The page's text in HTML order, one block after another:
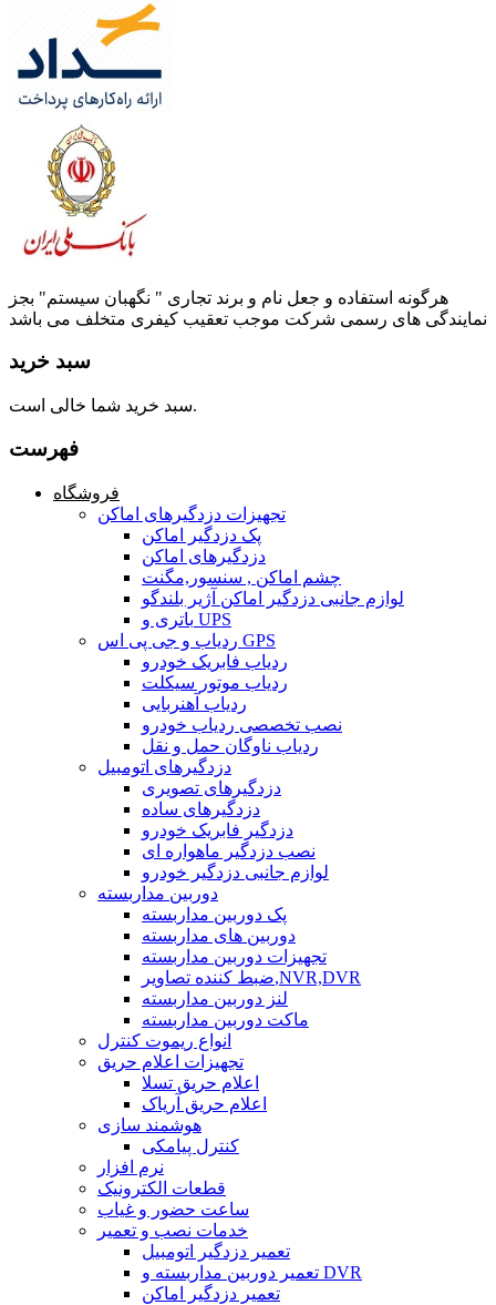
هرگونه استفاده و جعل نام و برند تجاری " نگهبان سیستم" بجز
نمایندگی های رسمی شرکت موجب تعقیب کیفری متخلف می باشد
سبد خرید
سبد خرید شما خالی است.
فهرست
فروشگاه
تجهیزات دزدگیرهای اماکن
پک دزدگیر اماکن
دزدگیرهای اماکن
چشم اماکن , سنسور,مگنت
لوازم جانبی دزدگیر اماکن آژیر بلندگو
باتری و UPS
ردیاب و جی پی اس GPS
ردیاب فابریک خودرو
ردیاب موتور سیکلت
ردیاب آهنربایی
نصب تخصصی ردیاب خودرو
ردیاب ناوگان حمل و نقل
دزدگیرهای اتومبیل
دزدگیرهای تصویری
دزدگیرهای ساده
دزدگیر فابریک خودرو
نصب دزدگیر ماهواره ای
لوازم جانبی دزدگیر خودرو
دوربین مداربسته
پک دوربین مداربسته
دوربین های مداربسته
تجهیزات دوربین مداربسته
ضبط کننده تصاویر,NVR,DVR
لنز دوربین مداربسته
ماکت دوربین مداربسته
انواع ریموت کنترل
تجهیزات اعلام حریق
اعلام حریق تسلا
اعلام حریق آریاک
هوشمند سازی
کنترل پیامکی
نرم افزار
قطعات الکترونیک
ساعت حضور و غیاب
خدمات نصب و تعمیر
تعمیر دزدگیر اتومبیل
تعمیر دوربین مداربسته و DVR
تعمیر دزدگیر اماکن